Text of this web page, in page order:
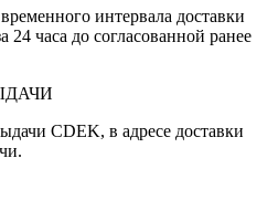
интервала доставки
24 часа до согласованной ранее
CDEK, в адресе доставки